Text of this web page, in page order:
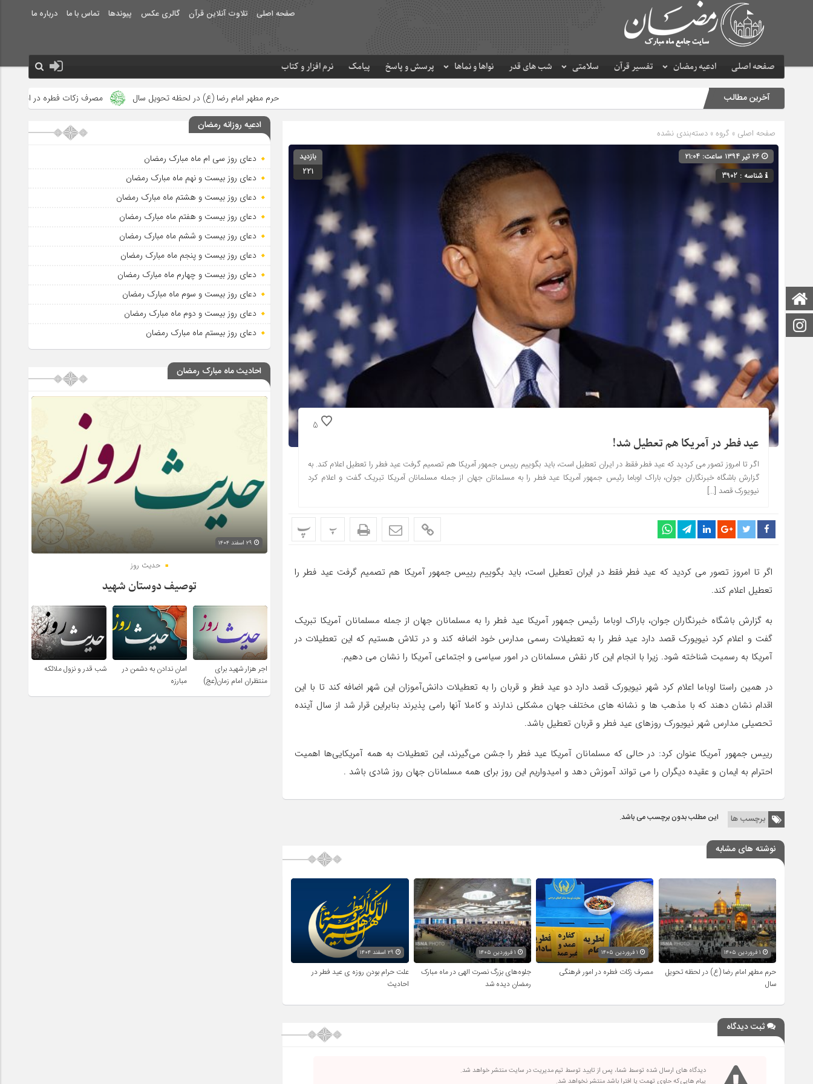
صفحه اصلی تلاوت آنلاین قرآن گالری عکس پیوندها تماس با ما درباره ما
صفحه اصلی ادعیه رمضان تفسیر قرآن سلامتی شب های قدر نواها و نماها پرسش و پاسخ پیامک نرم افزار و کتاب
صفحه اصلی
اینستاگرام
آخرین مطالب حرم مطهر امام رضا (ع) در لحظه تحویل سال مصرف زکات فطره در امور فرهنگی جلوه‌های
صفحه اصلی » گروه » دسته‌بندی نشده
شناسه : 3902
بازدید
221
5
عید فطر در آمریکا هم تعطیل شد!
اگر تا امروز تصور می کردید که عید فطر فقط در ایران تعطیل است، باید بگوییم رییس جمهور آمریکا هم تصمیم گرفت عید فطر را تعطیل اعلام کند. به
گزارش باشگاه خبرنگاران جوان، باراک اوباما رئیس جمهور آمریکا عید فطر را به مسلمانان جهان از جمله مسلمانان آمریکا تبریک گفت و اعلام کرد
نیویورک قصد […]
پ پ
اگر تا امروز تصور می کردید که عید فطر فقط در ایران تعطیل است، باید بگوییم رییس جمهور آمریکا هم تصمیم گرفت عید فطر را
تعطیل اعلام کند.
به گزارش باشگاه خبرنگاران جوان، باراک اوباما رئیس جمهور آمریکا عید فطر را به مسلمانان جهان از جمله مسلمانان آمریکا تبریک
گفت و اعلام کرد نیویورک قصد دارد عید فطر را به تعطیلات رسمی مدارس خود اضافه کند و در تلاش هستیم که این تعطیلات در
آمریکا به رسمیت شناخته شود. زیرا با انجام این کار نقش مسلمانان در امور سیاسی و اجتماعی آمریکا را نشان می دهیم.
در همین راستا اوباما اعلام کرد شهر نیویورک قصد دارد دو عید فطر و قربان را به تعطیلات دانش‌آموزان این شهر اضافه کند تا با این
اقدام نشان دهند که با مذهب ها و نشانه های مختلف جهان مشکلی ندارند و کاملا آنها رامی پذیرند بنابراین قرار شد از سال آینده
تحصیلی مدارس شهر نیویورک روزهای عید فطر و قربان تعطیل باشد.
رییس جمهور آمریکا عنوان کرد: در حالی که مسلمانان آمریکا عید فطر را جشن می‌گیرند، این تعطیلات به همه آمریکایی‌ها اهمیت
احترام به ایمان و عقیده دیگران را می تواند آموزش دهد و امیدواریم این روز برای همه مسلمانان جهان روز شادی باشد .
برچسب ها این مطلب بدون برچسب می باشد.
نوشته های مشابه
حرم مطهر امام رضا (ع) در لحظه تحویل
سال
۱ فروردین ۱۴۰۵
مصرف زکات فطره در امور فرهنگی
جلوه‌های بزرگ نصرت الهی در ماه مبارک
رمضان دیده شد
علت حرام بودن روزه ی عید فطر در
احادیث
ثبت دیدگاه
دیدگاه های ارسال شده توسط شما، پس از تایید توسط تیم مدیریت در سایت منتشر خواهد شد.
پیام هایی که حاوی تهمت یا افترا باشد منتشر نخواهد شد.
ادعیه روزانه رمضان
دعای روز سی ام ماه مبارک رمضان
دعای روز بیست و نهم ماه مبارک رمضان
دعای روز بیست و هشتم ماه مبارک رمضان
دعای روز بیست و هفتم ماه مبارک رمضان
دعای روز بیست و ششم ماه مبارک رمضان
دعای روز بیست و پنجم ماه مبارک رمضان
دعای روز بیست و چهارم ماه مبارک رمضان
دعای روز بیست و سوم ماه مبارک رمضان
دعای روز بیست و دوم ماه مبارک رمضان
دعای روز بیستم ماه مبارک رمضان
احادیث ماه مبارک رمضان
حدیث روز
توصیف دوستان شهید
اجر هزار شهید برای
منتظران امام زمان(عج)
امان ندادن به دشمن در
مبارزه
شب قدر و نزول ملائکه